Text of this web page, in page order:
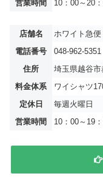
営業時間
10：00～20
店舗名
ホワイト急
電話番号
048-962-5351
住所
埼玉県越谷
料金体系
ワイシャツ
定休日
毎週火曜日
営業時間
10：00～19